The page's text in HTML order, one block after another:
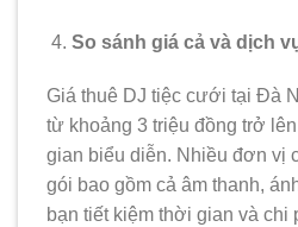
So sánh giá cả và dịch
Giá thuê DJ tiệc cưới tại Đà
từ khoảng 3 triệu đồng trở
gian biểu diễn. Nhiều đơn vị
gói bao gồm cả âm thanh,
bạn tiết kiệm thời gian và chi